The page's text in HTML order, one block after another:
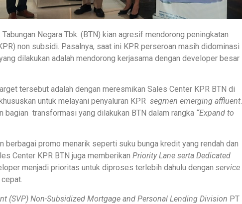
Tabungan Negara Tbk. (BTN) kian agresif mendorong peningkatan
non subsidi. Pasalnya, saat ini KPR perseroan masih didominasi
dilakukan adalah mendorong kerjasama dengan developer besar
tersebut adalah dengan meresmikan Sales Center KPR BTN di
untuk melayani penyaluran KPR segmen emerging affluent.
bagian transformasi yang dilakukan BTN dalam rangka “Expand to
berbagai promo menarik seperti suku bunga kredit yang rendah dan
Center KPR BTN juga memberikan Priority Lane serta Dedicated
menjadi prioritas untuk diproses terlebih dahulu dengan service
(SVP) Non-Subsidized Mortgage and Personal Lending Division PT